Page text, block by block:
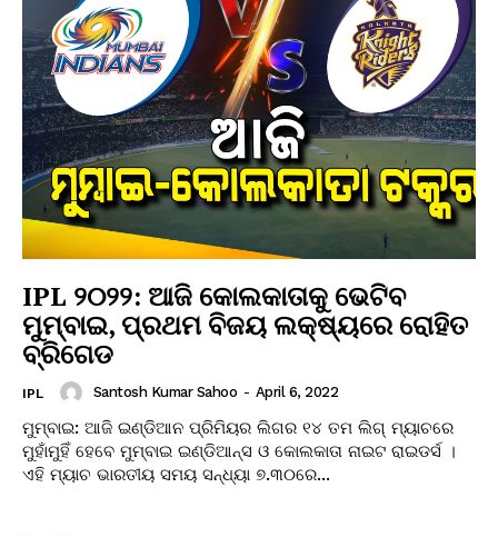
IPL ୨୦୨୨: ଆଜି କୋଲକାତାକୁ ଭେଟିବ
ମୁମ୍ବାଇ, ପ୍ରଥମ ବିଜୟ ଲକ୍ଷ୍ୟରେ ରୋହିତ
ବ୍ରିଗେଡ
IPL Santosh Kumar Sahoo - April 6, 2022
ମୁମ୍ବାଇ: ଆଜି ଇଣ୍ଡିଆନ ପ୍ରିମିୟର ଲିଗର ୧୪ ତମ ଲିଗ୍‌ ମ୍ୟାଚରେ
ମୁହାଁମୁହିଁ ହେବେ ମୁମ୍ବାଇ ଇଣ୍ଡିଆନ୍ସ ଓ କୋଲକାତା ନାଇଟ ରାଇଡର୍ସ ।
ଏହି ମ୍ୟାଚ ଭାରତୀୟ ସମୟ ସନ୍ଧ୍ୟା ୭.୩୦ରେ...